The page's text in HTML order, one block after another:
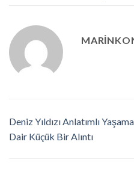
Deniz Yıldızı Anlatımlı Yaşama
Dair Küçük Bir Alıntı